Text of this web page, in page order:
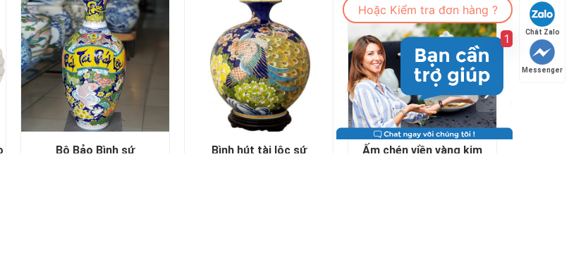
Bình hút tài lộc sứ Ấm chén viền vàng kim Thống sứ Bát Tràng
Chát Zalo
Messenger
Hoặc Kiểm tra đơn hàng ?
1